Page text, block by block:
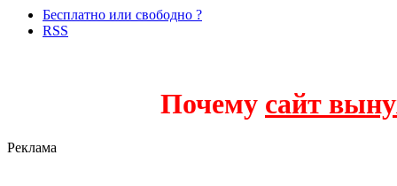
Бесплатно или свободно ?
RSS
Почему сайт
Реклама